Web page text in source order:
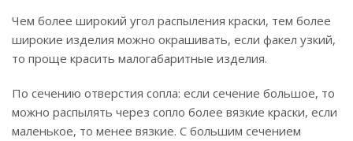
Чем более широкий угол распыления краски, тем более
широкие изделия можно окрашивать, если факел узкий,
то проще красить малогабаритные изделия.
По сечению отверстия сопла: если сечение большое, то
можно распылять через сопло более вязкие краски, если
маленькое, то менее вязкие. С большим сечением